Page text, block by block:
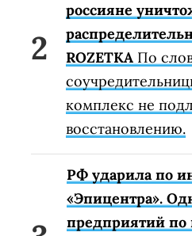
россияне
ROZETKA По
комплекс не
восстановлению.
РФ ударила по
«Эпицентра».
предприятий по